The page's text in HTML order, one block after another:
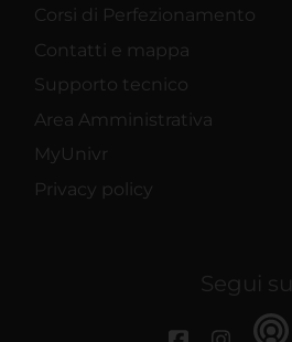
Corsi di Perfezionamento
Contatti e mappa
Supporto tecnico
Area Amministrativa
MyUnivr
Privacy policy
Segui su